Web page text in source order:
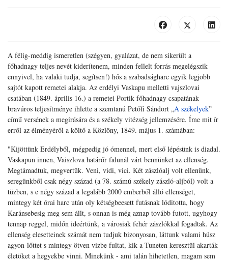
A félig-meddig ismeretlen (szégyen, gyalázat, de nem sikerült a
főhadnagy teljes nevét kiderítenem, minden fellelt forrás megelégszik
ennyivel, ha valaki tudja, segítsen!) hős a szabadságharc egyik legjobb
sajtót kapott remetei alakja. Az erdélyi Vaskapu melletti vajszlovai
csatában (1849. április 16.) a remetei Portik főhadnagy csapatának
bravúros teljesítménye ihlette a szemtanú Petőfi Sándort „A székelyek”
című versének a megírására és a székely vitézség jellemzésére. Íme mit ír
erről az élményéről a költő a Közlöny, 1849. május 1. számában:
"Kijöttünk Erdélyből, mégpedig jó ómennel, mert első lépésünk is diadal.
Vaskapun innen, Vaiszlova határőr falunál várt bennünket az ellenség.
Megtámadtuk, megvertük. Veni, vidi, vici. Két zászlóalj volt ellenünk,
seregünkből csak négy század (a 78. számú székely zászló-aljból) volt a
tüzben, s e négy század a legalább 2000 emberből álló ellenséget,
mintegy két órai harc után oly kétségbeesett futásnak lóditotta, hogy
Karánsebesig meg sem állt, s onnan is még aznap tovább futott, ugyhogy
tennap reggel, midőn ideértünk, a városiak fehér zászlókkal fogadtak. Az
ellenség elesetteinek számát nem tudjuk bizonyosan, láttunk valami húsz
agyon-lőttet s mintegy ötven vizbe fultat, kik a Tuneten keresztül akarták
életöket a hegyekbe vinni. Minekünk - ami talán hihetetlen, magam sem